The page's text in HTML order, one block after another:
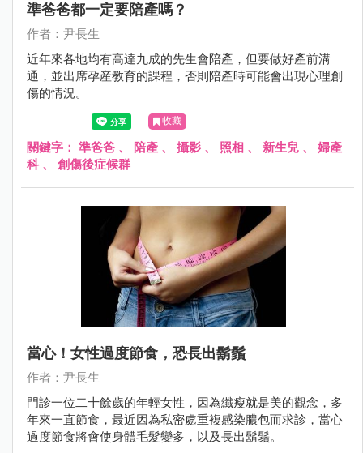
準爸爸都一定要陪產嗎？
作者：尹長生
近年來各地均有高達九成的先生會陪產，但要做好產前溝
通，並出席孕産教育的課程，否則陪產時可能會出現心理創
傷的情況。
收藏
關鍵字： 準爸爸 、 陪產 、 攝影 、 照相 、 新生兒 、 婦產
科、 創傷後症候群
當心！女性過度節食，恐長出鬍鬚
作者：尹長生
門診一位二十餘歲的年輕女性，因為纖瘦就是美的觀念，多
年來一直節食，最近因為私密處重複感染膿包而求診，當心
過度節食將會使身體毛髮變多，以及長出鬍鬚。